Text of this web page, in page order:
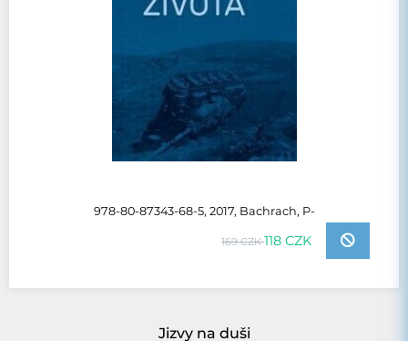
978-80-87343-68-5, 2017, Bachrach, P-
169 CZK118 CZK
Jizvy na duši